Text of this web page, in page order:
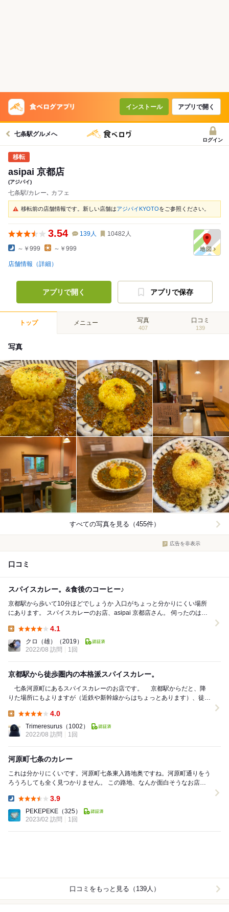
インストール アプリで開く
七条駅グルメへ
ログイン
asipai 京都店
(アジパイ)
七条駅/カレー､ カフェ
移転前の店舗情報です。新しい店舗はアジパイKYOTOをご参照ください。
3.54 139人 10482 人
～￥999 ～￥999
店舗情報（詳細）
アプリで開く アプリで保存
トップ メニュー 写真
407
口コミ
139
写真
すべての写真を見る（455件）
広告を非表示
口コミ
スパイスカレー。&食後のコーヒー♪
京都駅から歩いて10分ほどでしょうか 入口がちょっと分かりにくい場所
にあります。 スパイスカレーのお店、asipai 京都店さん。 伺ったのは８
4.1
クロ（雄）
（2019）
2022/08 訪問
1回
京都駅から徒歩圏内の本格派スパイスカレー。
七条河原町にあるスパイスカレーのお店です。 京都駅からだと、降
りた場所にもよりますが（近鉄や新幹線からはちょっとあります）、徒歩
4.0
Trimeresurus （1002）
2022/08 訪問
1回
河原町七条のカレー
これは分かりにくいです。河原町七条東入路地奥ですね。河原町通りをう
ろうろしても全く見つかりません。 この路地、なんか面白そうなお店が
3.9
PEKEPEKE （325）
2023/02 訪問
1回
口コミをもっと見る（139人）